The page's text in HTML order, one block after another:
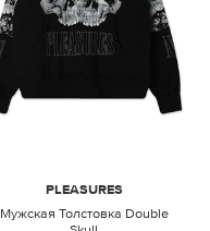
PLEASURES
Мужская Толстовка Double